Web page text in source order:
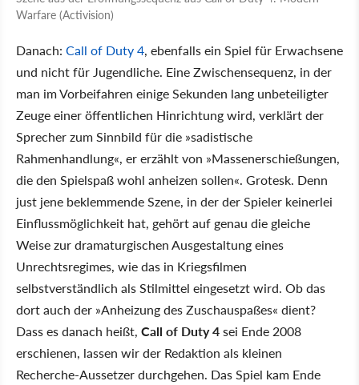
Warfare (Activision)
Danach: Call of Duty 4, ebenfalls ein Spiel für Erwachsene
und nicht für Jugendliche. Eine Zwischensequenz, in der
man im Vorbeifahren einige Sekunden lang unbeteiligter
Zeuge einer öffentlichen Hinrichtung wird, verklärt der
Sprecher zum Sinnbild für die »sadistische
Rahmenhandlung«, er erzählt von »Massenerschießungen,
die den Spielspaß wohl anheizen sollen«. Grotesk. Denn
just jene beklemmende Szene, in der der Spieler keinerlei
Einflussmöglichkeit hat, gehört auf genau die gleiche
Weise zur dramaturgischen Ausgestaltung eines
Unrechtsregimes, wie das in Kriegsfilmen
selbstverständlich als Stilmittel eingesetzt wird. Ob das
dort auch der »Anheizung des Zuschauspaßes« dient?
Dass es danach heißt, Call of Duty 4sei Ende 2008
erschienen, lassen wir der Redaktion als kleinen
Recherche-Aussetzer durchgehen. Das Spiel kam Ende